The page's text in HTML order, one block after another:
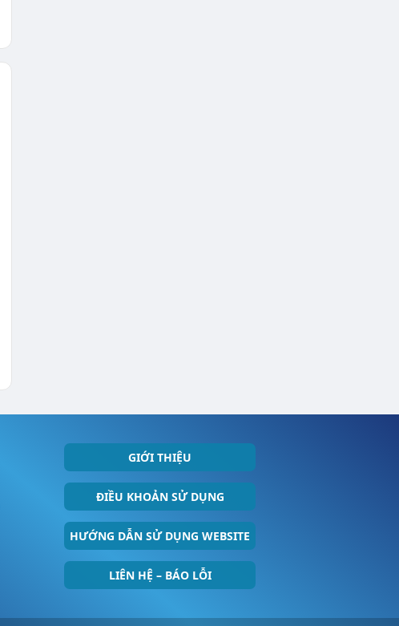
GIỚI THIỆU
ĐIỀU KHOẢN SỬ DỤNG
HƯỚNG DẪN SỬ DỤNG WEBSITE
LIÊN HỆ – BÁO LỖI